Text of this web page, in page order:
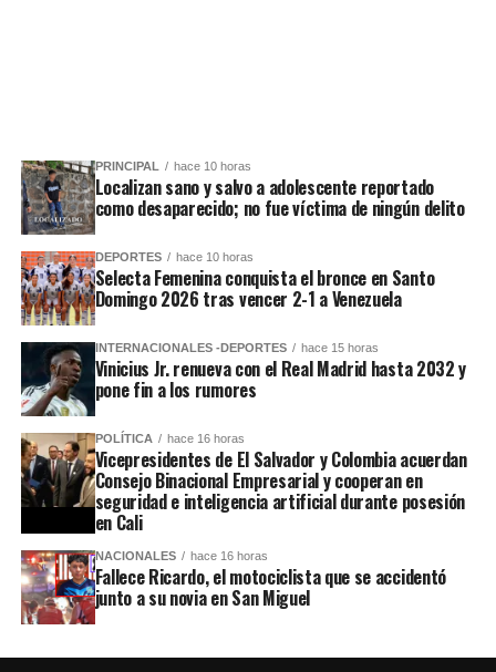
PRINCIPAL hace 10 horas
Localizan sano y salvo a adolescente reportado
como desaparecido; no fue víctima de ningún delito
DEPORTES hace 10 horas
Selecta Femenina conquista el bronce en Santo
Domingo 2026 tras vencer 2-1 a Venezuela
INTERNACIONALES -DEPORTES hace 15 horas
Vinicius Jr. renueva con el Real Madrid hasta 2032 y
pone fin a los rumores
POLÍTICA hace 16 horas
Vicepresidentes de El Salvador y Colombia acuerdan
Consejo Binacional Empresarial y cooperan en
seguridad e inteligencia artificial durante posesión
en Cali
NACIONALES hace 16 horas
Fallece Ricardo, el motociclista que se accidentó
junto a su novia en San Miguel